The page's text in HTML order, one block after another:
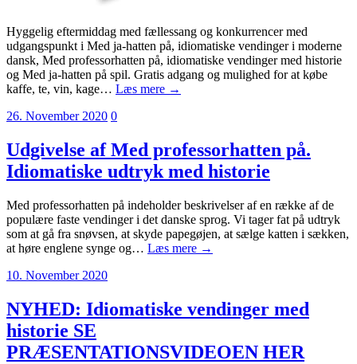
Hyggelig eftermiddag med fællessang og konkurrencer med
udgangspunkt i Med ja-hatten på, idiomatiske vendinger i moderne
dansk, Med professorhatten på, idiomatiske vendinger med historie
og Med ja-hatten på spil. Gratis adgang og mulighed for at købe
kaffe, te, vin, kage… Læs mere →
26. November 2020 0
Udgivelse af Med professorhatten på.
Idiomatiske udtryk med historie
Med professorhatten på indeholder beskrivelser af en række af de
populære faste vendinger i det danske sprog. Vi tager fat på udtryk
som at gå fra snøvsen, at skyde papegøjen, at sælge katten i sækken,
at høre englene synge og… Læs mere →
10. November 2020
NYHED: Idiomatiske vendinger med
historie SE
PRÆSENTATIONSVIDEOEN HER